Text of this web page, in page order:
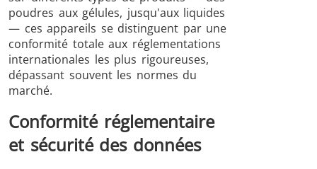
poudres aux gélules, jusqu'aux liquides
— ces appareils se distinguent par une
conformité totale aux réglementations
internationales les plus rigoureuses,
dépassant souvent les normes du
marché.
Conformité réglementaire
et sécurité des données